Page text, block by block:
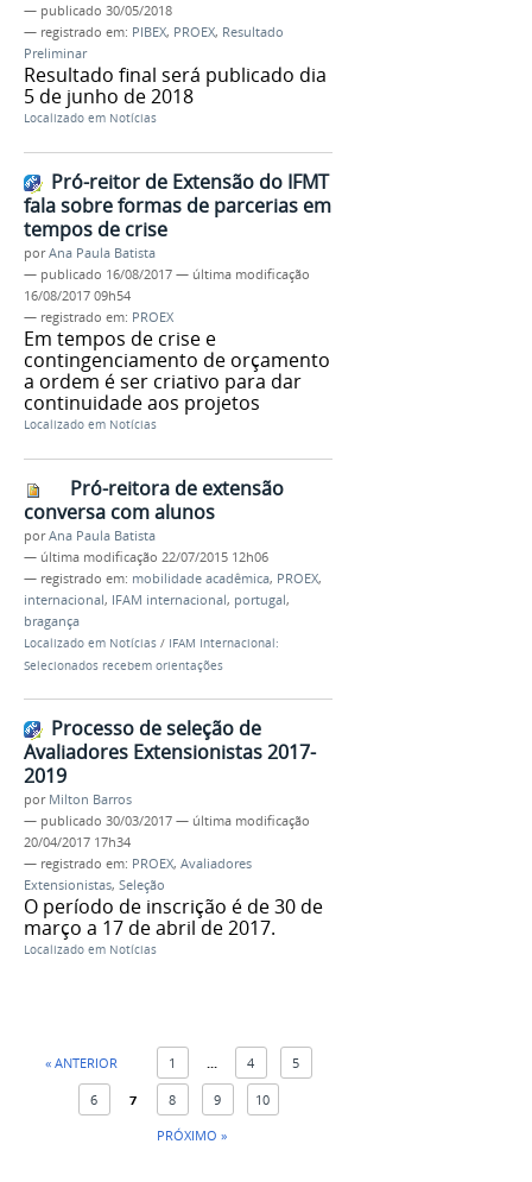
— publicado 30/05/2018
— registrado em: PIBEX, PROEX, Resultado
Preliminar
Resultado final será publicado dia
5 de junho de 2018
Localizado em Notícias
Pró-reitor de Extensão do IFMT
fala sobre formas de parcerias em
tempos de crise
porAna Paula Batista
— publicado 16/08/2017 — última modificação
16/08/2017 09h54
— registrado em: PROEX
Em tempos de crise e
contingenciamento de orçamento
a ordem é ser criativo para dar
continuidade aos projetos
Localizado em Notícias
Pró-reitora de extensão
conversa com alunos
porAna Paula Batista
— última modificação 22/07/2015 12h06
— registrado em: mobilidade acadêmica, PROEX,
internacional, IFAM internacional, portugal,
bragança
Localizado em Notícias / IFAM Internacional:
Selecionados recebem orientações
Processo de seleção de
Avaliadores Extensionistas 2017-
2019
por Milton Barros
— publicado 30/03/2017 — última modificação
20/04/2017 17h34
— registrado em: PROEX, Avaliadores
Extensionistas, Seleção
O período de inscrição é de 30 de
março a 17 de abril de 2017.
Localizado em Notícias
« ANTERIOR 1 ... 4 5
6 7 8 9
10
PRÓXIMO »